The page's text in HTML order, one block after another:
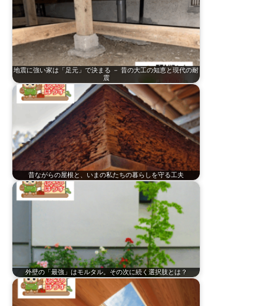
地震に強い家は「足元」で決まる － 昔の大工の知恵と現代の耐
震
昔ながらの屋根と、いまの私たちの暮らしを守る工夫
外壁の「最強」はモルタル。その次に続く選択肢とは？